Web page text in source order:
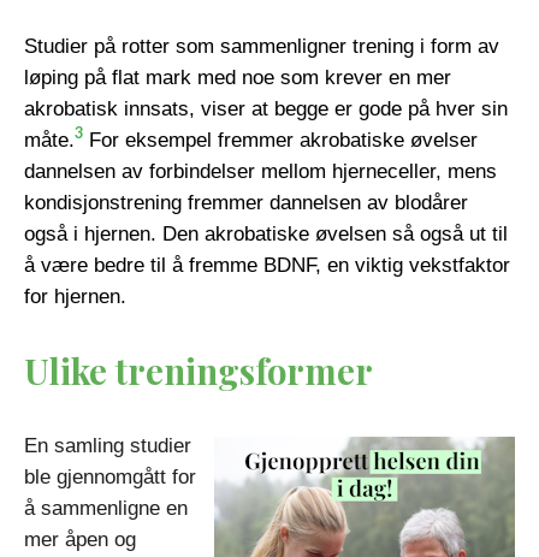
Studier på rotter som sammenligner trening i form av
løping på flat mark med noe som krever en mer
akrobatisk innsats, viser at begge er gode på hver sin
måte.3 For eksempel fremmer akrobatiske øvelser
dannelsen av forbindelser mellom hjerneceller, mens
kondisjonstrening fremmer dannelsen av blodårer
også i hjernen. Den akrobatiske øvelsen så også ut til
å være bedre til å fremme BDNF, en viktig vekstfaktor
for hjernen.
Ulike treningsformer
En samling studier
ble gjennomgått for
å sammenligne en
mer åpen og